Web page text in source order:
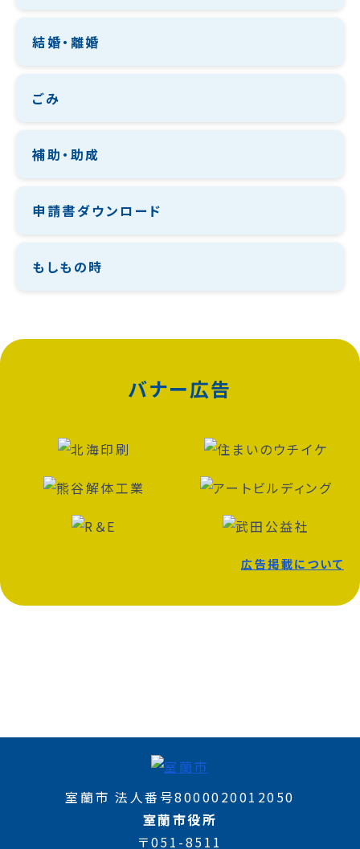
結婚・離婚
ごみ
補助・助成
申請書ダウンロード
もしもの時
バナー広告
広告掲載について
室蘭市 法人番号8000020012050
室蘭市役所
〒051-8511